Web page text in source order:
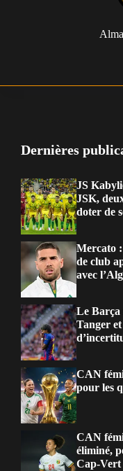
Dernières
JS
JSK,
doter de
Mercato
de club
avec
Le Barça
Tanger
CAN
pour les
CAN
éliminé,
Cap-Vert